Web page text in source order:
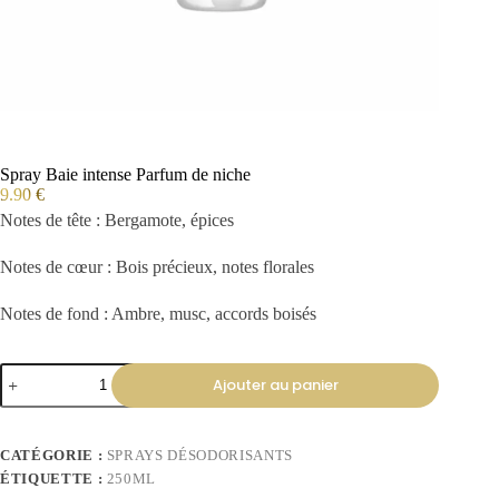
Spray Baie intense Parfum de niche
9.90 €
Notes de tête : Bergamote, épices
Notes de cœur : Bois précieux, notes florales
Notes de fond : Ambre, musc, accords boisés
Ajouter au panier
CATÉGORIE : SPRAYS DÉSODORISANTS
ÉTIQUETTE : 250ML